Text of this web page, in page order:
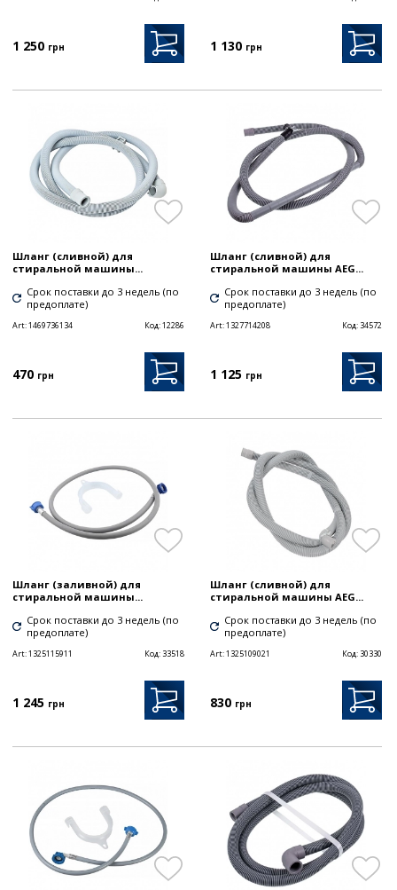
1 250 грн 1 130 грн
Шланг (сливной) для
стиральной машины...
Срок поставки до 3 недель (по
предоплате)
Art:1469736134 Код:12286
470 грн
Шланг (сливной) для
стиральной машины AEG...
Срок поставки до 3 недель (по
предоплате)
Art:1327714208 Код: 34572
1 125 грн
Шланг (заливной) для
стиральной машины...
Срок поставки до 3 недель (по
предоплате)
Art:1325115911 Код: 33518
1 245 грн
Шланг (сливной) для
стиральной машины AEG...
Срок поставки до 3 недель (по
предоплате)
Art:1325109021 Код: 30330
830 грн